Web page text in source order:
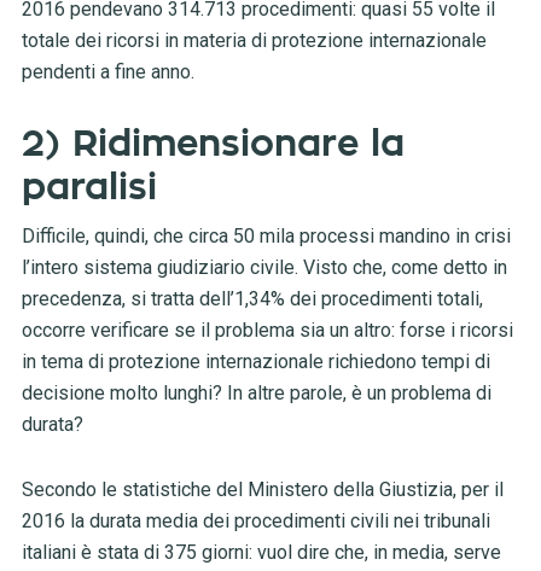
2016 pendevano 314.713 procedimenti: quasi 55 volte il
totale dei ricorsi in materia di protezione internazionale
pendenti a fine anno.
2) Ridimensionare la
paralisi
Difficile, quindi, che circa 50 mila processi mandino in crisi
l’intero sistema giudiziario civile. Visto che, come detto in
precedenza, si tratta dell’1,34% dei procedimenti totali,
occorre verificare se il problema sia un altro: forse i ricorsi
in tema di protezione internazionale richiedono tempi di
decisione molto lunghi? In altre parole, è un problema di
durata?
Secondo le statistiche del Ministero della Giustizia, per il
2016 la durata media dei procedimenti civili nei tribunali
italiani è stata di 375 giorni: vuol dire che, in media, serve